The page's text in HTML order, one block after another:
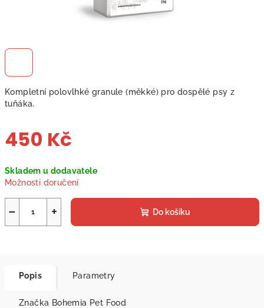
Kompletní polovlhké granule (měkké) pro dospělé psy z
tuňáka.
450 Kč
cena:
Skladem u dodavatele
Možnosti doručení
+
− Do košíku
Popis Parametry
Značka Bohemia Pet Food